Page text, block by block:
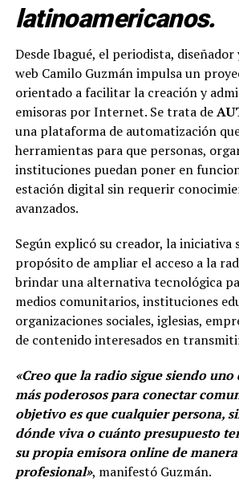
latinoamericanos.
Desde Ibagué, el periodista,
web Camilo Guzmán impulsa un
orientado a facilitar la creación y
emisoras por Internet. Se trata de
una plataforma de automatización
herramientas para que personas,
instituciones puedan poner en
estación digital sin requerir
avanzados.
Según explicó su creador, la iniciativa
propósito de ampliar el acceso a la
brindar una alternativa tecnológica
medios comunitarios, instituciones
organizaciones sociales, iglesias,
de contenido interesados en
«Creo que la radio sigue siendo uno
más poderosos para conectar
objetivo es que cualquier persona,
dónde viva o cuánto presupuesto
su propia emisora online de
profesional», manifestó Guzmán.